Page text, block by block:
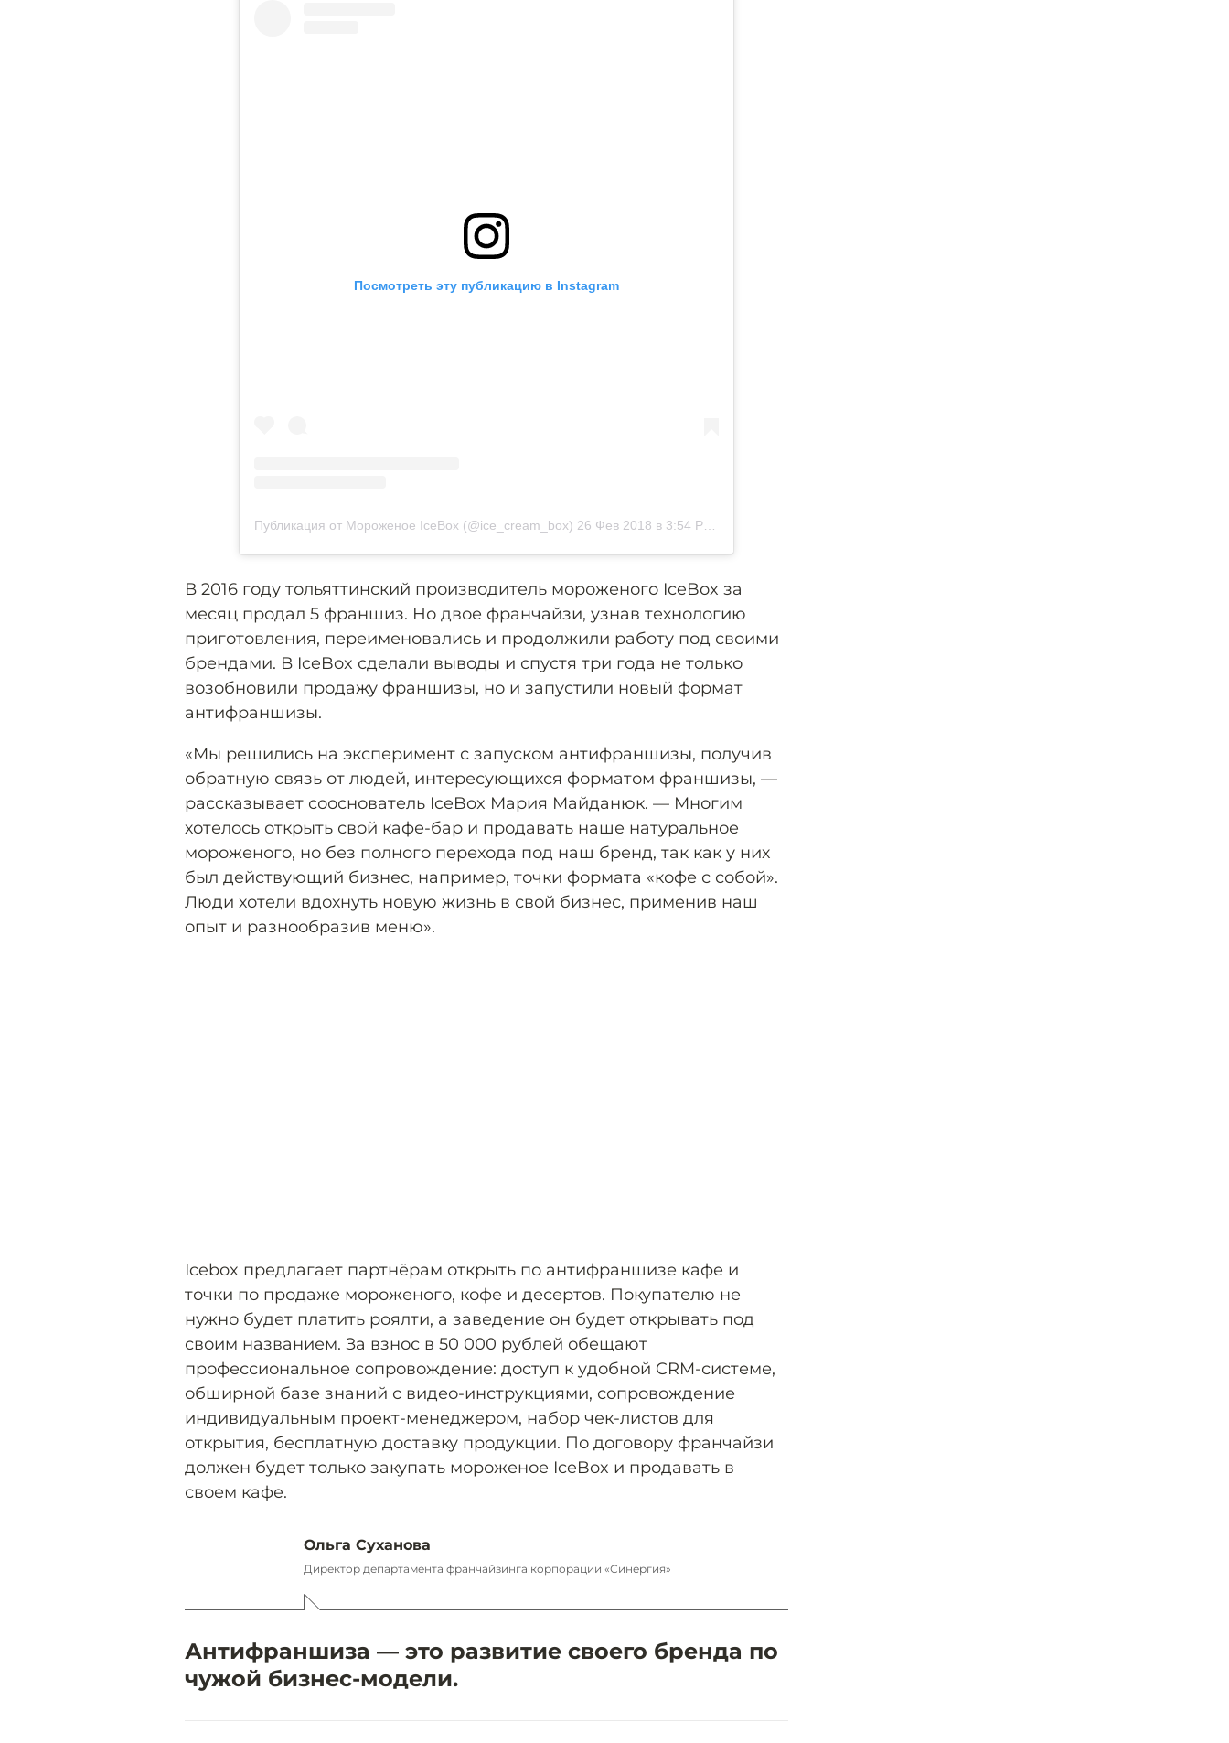
Посмотреть эту публикацию в Instagram
Публикация от Мороженое IceBox (@ice_cream_box) 26 Фев 2018 в 3:54 PST
В 2016 году тольяттинский производитель мороженого IceBox за
месяц продал 5 франшиз. Но двое франчайзи, узнав технологию
приготовления, переименовались и продолжили работу под своими
брендами. В IceBox сделали выводы и спустя три года не только
возобновили продажу франшизы, но и запустили новый формат
антифраншизы.
«Мы решились на эксперимент с запуском антифраншизы, получив
обратную связь от людей, интересующихся форматом франшизы, —
рассказывает сооснователь IceBox Мария Майданюк. — Многим
хотелось открыть свой кафе-бар и продавать наше натуральное
мороженого, но без полного перехода под наш бренд, так как у них
был действующий бизнес, например, точки формата «кофе с собой».
Люди хотели вдохнуть новую жизнь в свой бизнес, применив наш
опыт и разнообразив меню».
Icebox предлагает партнёрам открыть по антифраншизе кафе и
точки по продаже мороженого, кофе и десертов. Покупателю не
нужно будет платить роялти, а заведение он будет открывать под
своим названием. За взнос в 50 000 рублей обещают
профессиональное сопровождение: доступ к удобной CRM-системе,
обширной базе знаний с видео-инструкциями, сопровождение
индивидуальным проект-менеджером, набор чек-листов для
открытия, бесплатную доставку продукции. По договору франчайзи
должен будет только закупать мороженое IceBox и продавать в
своем кафе.
Ольга Суханова
Директор департамента франчайзинга корпорации «Синергия»
Антифраншиза — это развитие своего бренда по
чужой бизнес-модели.